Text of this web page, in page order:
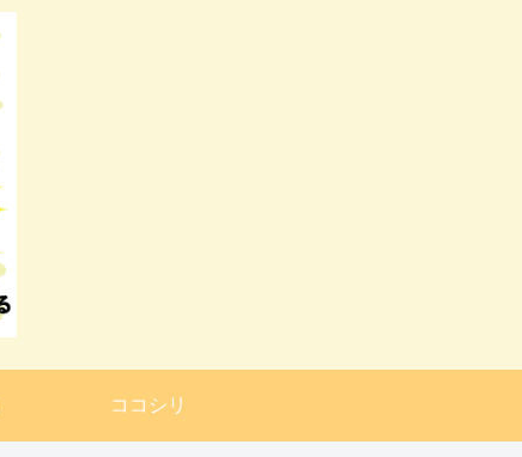
ココシリ